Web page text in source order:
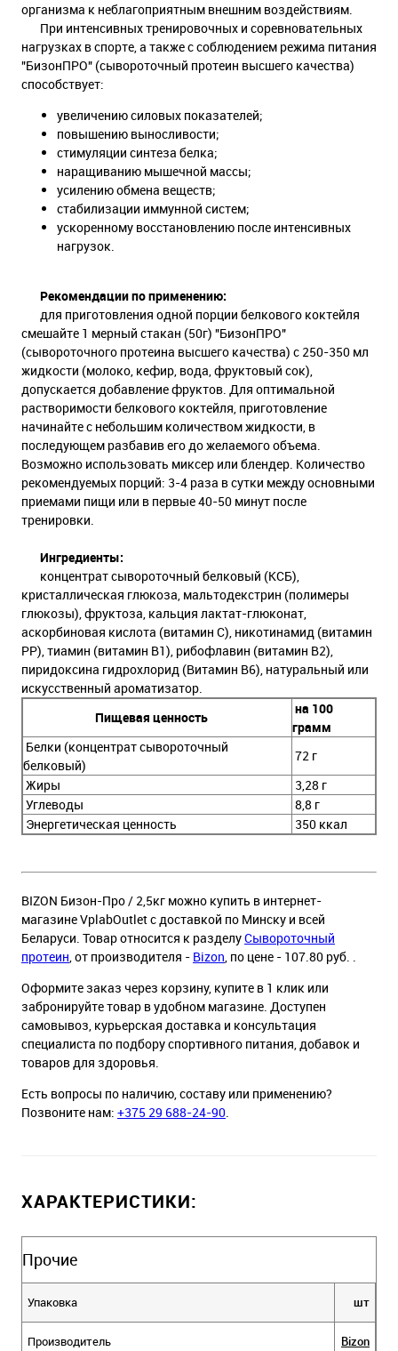
организма к неблагоприятным внешним воздействиям.
При интенсивных тренировочных и соревновательных
нагрузках в спорте, а также с соблюдением режима питания
"БизонПРО" (сывороточный протеин высшего качества)
способствует:
увеличению силовых показателей;
повышению выносливости;
стимуляции синтеза белка;
наращиванию мышечной массы;
усилению обмена веществ;
стабилизации иммунной систем;
ускоренному восстановлению после интенсивных
нагрузок.
Рекомендации по применению:
для приготовления одной порции белкового коктейля
смешайте 1 мерный стакан (50г) "БизонПРО"
(сывороточного протеина высшего качества) с 250-350 мл
жидкости (молоко, кефир, вода, фруктовый сок),
допускается добавление фруктов. Для оптимальной
растворимости белкового коктейля, приготовление
начинайте с небольшим количеством жидкости, в
последующем разбавив его до желаемого объема.
Возможно использовать миксер или блендер. Количество
рекомендуемых порций: 3-4 раза в сутки между основными
приемами пищи или в первые 40-50 минут после
тренировки.
Ингредиенты:
концентрат сывороточный белковый (КСБ),
кристаллическая глюкоза, мальтодекстрин (полимеры
глюкозы), фруктоза, кальция лактат-глюконат,
аскорбиновая кислота (витамин С), никотинамид (витамин
РР), тиамин (витамин В1), рибофлавин (витамин В2),
пиридоксина гидрохлорид (Витамин В6), натуральный или
искусственный ароматизатор.
Пищевая ценность
на 100
грамм
Белки (концентрат сывороточный
белковый)
72 г
Жиры
3,28 г
Углеводы
8,8 г
Энергетическая ценность
350 ккал
BIZON Бизон-Про / 2,5кг можно купить в интернет-
магазине VplabOutlet с доставкой по Минску и всей
Беларуси. Товар относится к разделуСывороточный
протеин, от производителя - Bizon, по цене - 107.80 руб. .
Оформите заказ через корзину, купите в 1 клик или
забронируйте товар в удобном магазине. Доступен
самовывоз, курьерская доставка и консультация
специалиста по подбору спортивного питания, добавок и
товаров для здоровья.
Есть вопросы по наличию, составу или применению?
Позвоните нам: +375 29 688-24-90.
ХАРАКТЕРИСТИКИ:
Прочие
Упаковка шт
Производитель Bizon